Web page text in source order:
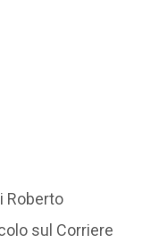
Roberto
sul Corriere